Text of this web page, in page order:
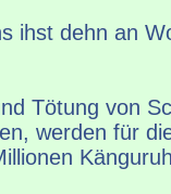
ihst dehn an
Tötung von
werden für